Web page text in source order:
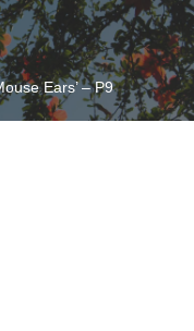
Ears’ – P9